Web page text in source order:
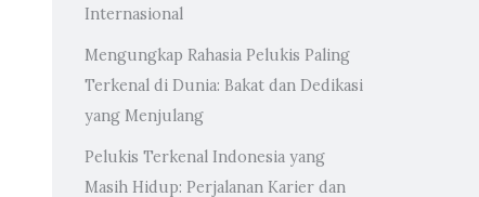
Internasional
Mengungkap Rahasia Pelukis Paling
Terkenal di Dunia: Bakat dan Dedikasi
yang Menjulang
Pelukis Terkenal Indonesia yang
Masih Hidup: Perjalanan Karier dan